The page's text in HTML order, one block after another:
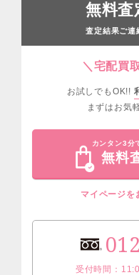
無料査
査定結果ご連
＼宅配買
お試しでもOK!!
まずはお気
カンタン3分
無料
マイページを
受付時間：